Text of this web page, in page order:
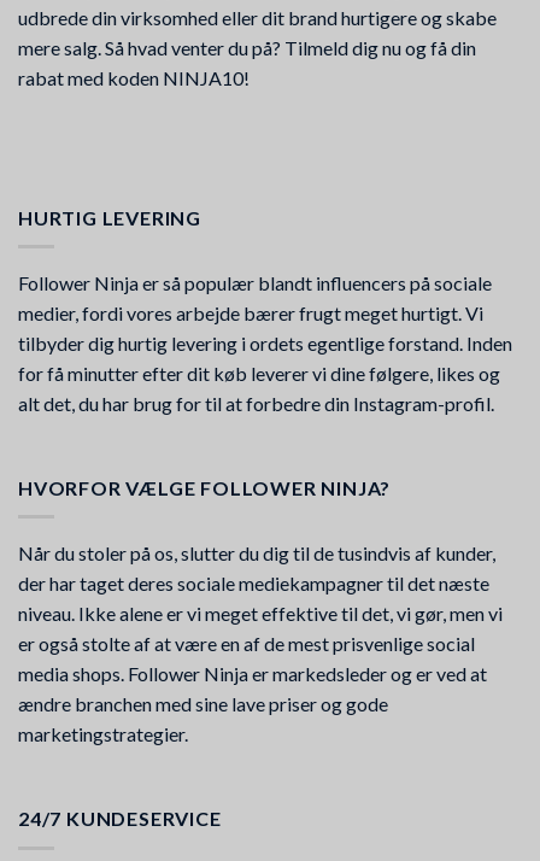
udbrede din virksomhed eller dit brand hurtigere og skabe
mere salg. Så hvad venter du på? Tilmeld dig nu og få din
rabat med koden NINJA10!
HURTIG LEVERING
Follower Ninja er så populær blandt influencers på sociale
medier, fordi vores arbejde bærer frugt meget hurtigt. Vi
tilbyder dig hurtig levering i ordets egentlige forstand. Inden
for få minutter efter dit køb leverer vi dine følgere, likes og
alt det, du har brug for til at forbedre din Instagram-profil.
HVORFOR VÆLGE FOLLOWER NINJA?
Når du stoler på os, slutter du dig til de tusindvis af kunder,
der har taget deres sociale mediekampagner til det næste
niveau. Ikke alene er vi meget effektive til det, vi gør, men vi
er også stolte af at være en af de mest prisvenlige social
media shops. Follower Ninja er markedsleder og er ved at
ændre branchen med sine lave priser og gode
marketingstrategier.
24/7 KUNDESERVICE